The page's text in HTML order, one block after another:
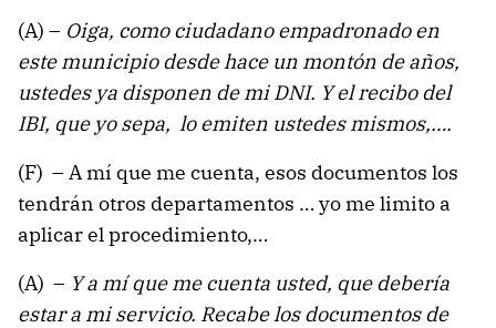
(A) – Oiga, como ciudadano empadronado en
este municipio desde hace un montón de años,
ustedes ya disponen de mi DNI. Y el recibo del
IBI, que yo sepa, lo emiten ustedes mismos,….
(F) – A mí que me cuenta, esos documentos los
tendrán otros departamentos … yo me limito a
aplicar el procedimiento,…
(A) – Y a mí que me cuenta usted, que debería
estar a mi servicio. Recabe los documentos de